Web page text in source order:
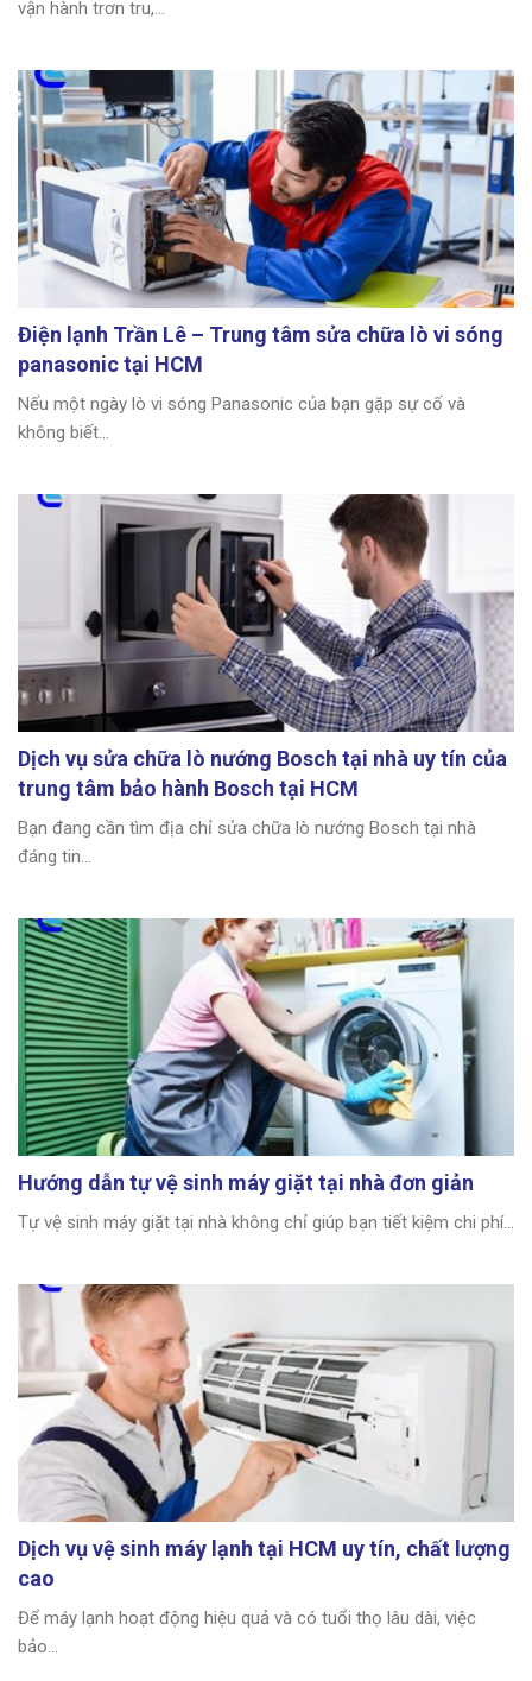
vận hành trơn tru,...
Điện lạnh Trần Lê – Trung tâm sửa chữa lò vi sóng
panasonic tại HCM
Nếu một ngày lò vi sóng Panasonic của bạn gặp sự cố và
không biết...
Dịch vụ sửa chữa lò nướng Bosch tại nhà uy tín của
trung tâm bảo hành Bosch tại HCM
Bạn đang cần tìm địa chỉ sửa chữa lò nướng Bosch tại nhà
đáng tin...
Hướng dẫn tự vệ sinh máy giặt tại nhà đơn giản
Tự vệ sinh máy giặt tại nhà không chỉ giúp bạn tiết kiệm chi phí...
Dịch vụ vệ sinh máy lạnh tại HCM uy tín, chất lượng
cao
Để máy lạnh hoạt động hiệu quả và có tuổi thọ lâu dài, việc
bảo...